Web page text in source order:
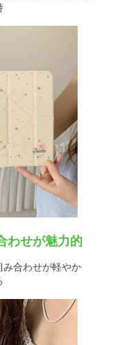
わせが魅力的
み合わせが軽やか